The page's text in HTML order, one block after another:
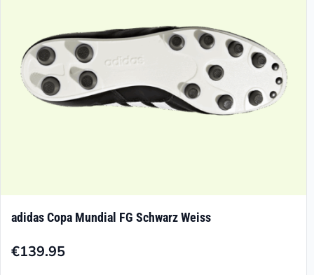
Produktseite
gewählt
adidas Copa Mundial FG Schwarz Weiss
€139.95